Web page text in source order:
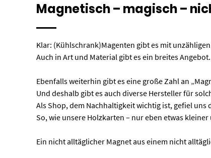
Magnetisch – magisch –
Klar: (Kühlschrank)Magenten gibt es mit
Auch in Art und Material gibt es ein breites Angebot.
Ebenfalls weiterhin gibt es eine große Zahl an
Und deshalb gibt es auch diverse Hersteller für
Als Shop, dem Nachhaltigkeit wichtig ist, gefiel uns
So, wie unsere Holzkarten – nur eben etwas
Ein nicht alltäglicher Magnet aus einem nicht